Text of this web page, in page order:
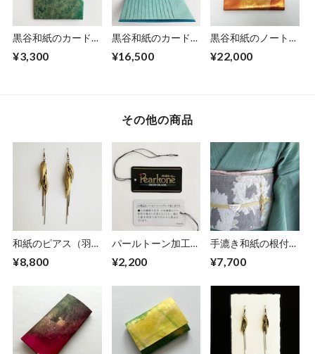
黒谷和紙のカードホ
No.1
¥3,300
黒谷和紙のカードホ
¥16,500
黒谷和紙のノートホ
¥22,000
その他の商品
和紙のピアス（羽）
¥8,800
パールトーン加工
¥2,200
手漉き和紙の根付
¥7,700